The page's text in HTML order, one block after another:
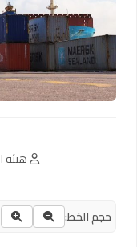
هيئة
حجم الخط: